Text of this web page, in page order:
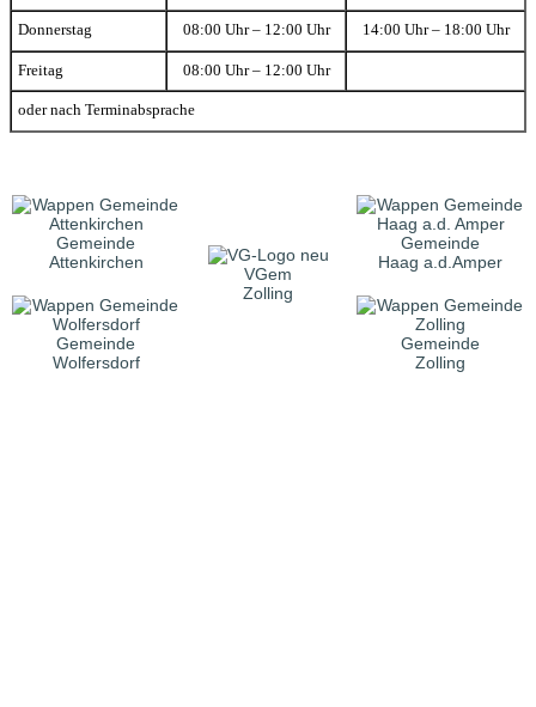
Donnerstag 08:00 Uhr – 12:00 Uhr 14:00 Uhr – 18:00 Uhr
Freitag 08:00 Uhr – 12:00 Uhr
oder nach Terminabsprache
Gemeinde
Attenkirchen
VGem
Zolling
Gemeinde
Haag a.d.Amper
Gemeinde
Wolfersdorf
Gemeinde
Zolling